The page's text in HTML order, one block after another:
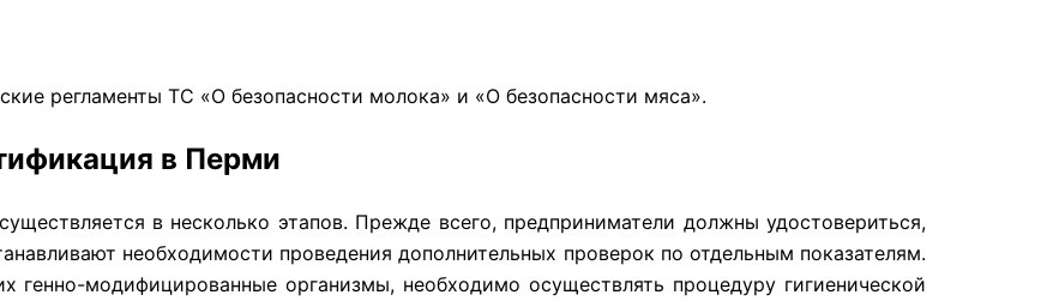
регламенты ТС «О безопасности молока» и «О безопасности мяса».
в Перми
в несколько этапов. Прежде всего, предприниматели должны удостовериться,
необходимости проведения дополнительных проверок по отдельным показателям.
модифицированные организмы, необходимо осуществлять процедуру гигиенической